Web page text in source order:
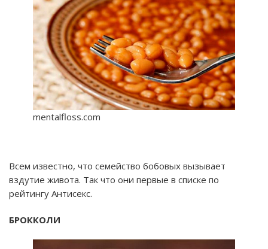
mentalfloss.com
Всем известно, что семейство бобовых вызывает
вздутие живота. Так что они первые в списке по
рейтингу Антисекс.
БРОККОЛИ